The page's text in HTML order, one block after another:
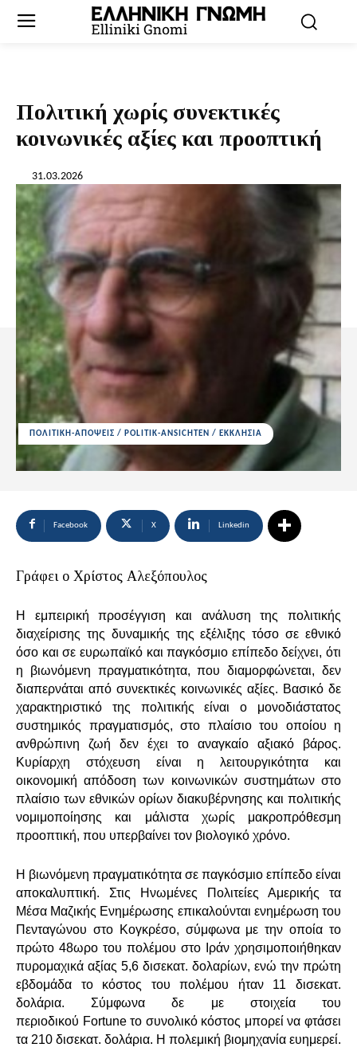
Πολιτική χωρίς συνεκτικές
κοινωνικές αξίες και προοπτική
31.03.2026
ΠΟΛΙΤΙΚΗ-ΑΠΟΨΕΙΣ / POLITIK-ANSICHTEN / ΕΚΚΛΗΣΙΑ
Facebook X Linkedin
Γράφει ο Χρίστος Αλεξόπουλος
Η εμπειρική προσέγγιση και ανάλυση της πολιτικής
διαχείρισης της δυναμικής της εξέλιξης τόσο σε εθνικό
όσο και σε ευρωπαϊκό και παγκόσμιο επίπεδο δείχνει, ότι
η βιωνόμενη πραγματικότητα, που διαμορφώνεται, δεν
διαπερνάται από συνεκτικές κοινωνικές αξίες. Βασικό δε
χαρακτηριστικό της πολιτικής είναι ο μονοδιάστατος
συστημικός πραγματισμός, στο πλαίσιο του οποίου η
ανθρώπινη ζωή δεν έχει το αναγκαίο αξιακό βάρος.
Κυρίαρχη στόχευση είναι η λειτουργικότητα και
οικονομική απόδοση των κοινωνικών συστημάτων στο
πλαίσιο των εθνικών ορίων διακυβέρνησης και πολιτικής
νομιμοποίησης και μάλιστα χωρίς μακροπρόθεσμη
προοπτική, που υπερβαίνει τον βιολογικό χρόνο.
Η βιωνόμενη πραγματικότητα σε παγκόσμιο επίπεδο είναι
αποκαλυπτική. Στις Ηνωμένες Πολιτείες Αμερικής τα
Μέσα Μαζικής Ενημέρωσης επικαλούνται ενημέρωση του
Πενταγώνου στο Κογκρέσο, σύμφωνα με την οποία το
πρώτο 48ωρο του πολέμου στο Ιράν χρησιμοποιήθηκαν
πυρομαχικά αξίας 5,6 δισεκατ. δολαρίων, ενώ την πρώτη
εβδομάδα το κόστος του πολέμου ήταν 11 δισεκατ.
δολάρια. Σύμφωνα δε με στοιχεία του
περιοδικού Fortuneτο συνολικό κόστος μπορεί να φτάσει
τα 210 δισεκατ. δολάρια. Η πολεμική βιομηχανία ευημερεί.